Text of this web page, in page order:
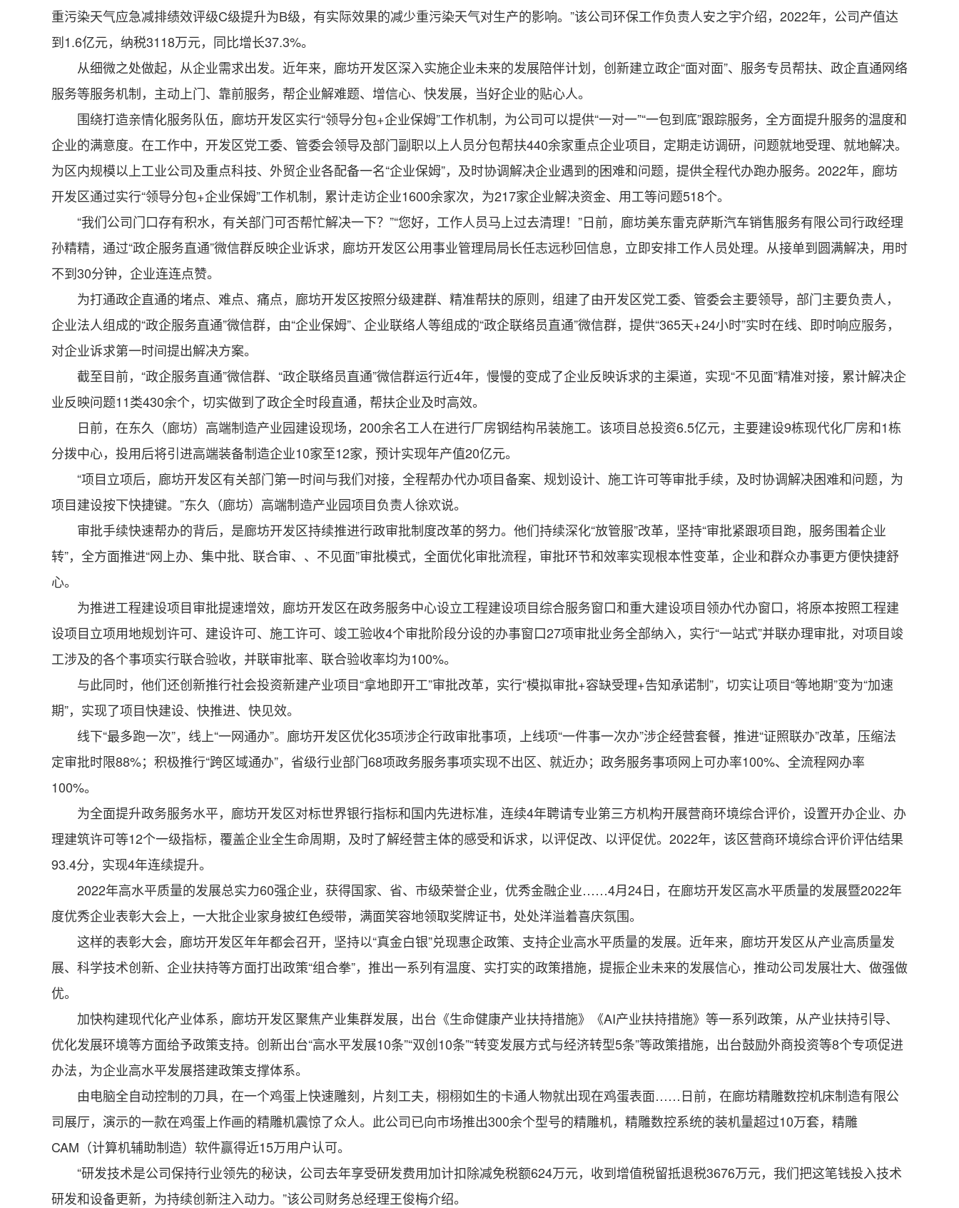
重污染天气应急减排绩效评级C级提升为B级，有实际效果的减少重污染天气对生产的影响。”该公司环保工作负责人安之宇介绍，2022年，公司产值达
到1.6亿元，纳税3118万元，同比增长37.3%。
从细微之处做起，从企业需求出发。近年来，廊坊开发区深入实施企业未来的发展陪伴计划，创新建立政企“面对面”、服务专员帮扶、政企直通网络
服务等服务机制，主动上门、靠前服务，帮企业解难题、增信心、快发展，当好企业的贴心人。
围绕打造亲情化服务队伍，廊坊开发区实行“领导分包+企业保姆”工作机制，为公司可以提供“一对一”“一包到底”跟踪服务，全方面提升服务的温度和
企业的满意度。在工作中，开发区党工委、管委会领导及部门副职以上人员分包帮扶440余家重点企业项目，定期走访调研，问题就地受理、就地解决。
为区内规模以上工业公司及重点科技、外贸企业各配备一名“企业保姆”，及时协调解决企业遇到的困难和问题，提供全程代办跑办服务。2022年，廊坊
开发区通过实行“领导分包+企业保姆”工作机制，累计走访企业1600余家次，为217家企业解决资金、用工等问题518个。
“我们公司门口存有积水，有关部门可否帮忙解决一下？”“您好，工作人员马上过去清理！”日前，廊坊美东雷克萨斯汽车销售服务有限公司行政经理
孙精精，通过“政企服务直通”微信群反映企业诉求，廊坊开发区公用事业管理局局长任志远秒回信息，立即安排工作人员处理。从接单到圆满解决，用时
不到30分钟，企业连连点赞。
为打通政企直通的堵点、难点、痛点，廊坊开发区按照分级建群、精准帮扶的原则，组建了由开发区党工委、管委会主要领导，部门主要负责人，
企业法人组成的“政企服务直通”微信群，由“企业保姆”、企业联络人等组成的“政企联络员直通”微信群，提供“365天+24小时”实时在线、即时响应服务，
对企业诉求第一时间提出解决方案。
截至目前，“政企服务直通”微信群、“政企联络员直通”微信群运行近4年，慢慢的变成了企业反映诉求的主渠道，实现“不见面”精准对接，累计解决企
业反映问题11类430余个，切实做到了政企全时段直通，帮扶企业及时高效。
日前，在东久（廊坊）高端制造产业园建设现场，200余名工人在进行厂房钢结构吊装施工。该项目总投资6.5亿元，主要建设9栋现代化厂房和1栋
分拨中心，投用后将引进高端装备制造企业10家至12家，预计实现年产值20亿元。
“项目立项后，廊坊开发区有关部门第一时间与我们对接，全程帮办代办项目备案、规划设计、施工许可等审批手续，及时协调解决困难和问题，为
项目建设按下快捷键。”东久（廊坊）高端制造产业园项目负责人徐欢说。
审批手续快速帮办的背后，是廊坊开发区持续推进行政审批制度改革的努力。他们持续深化“放管服”改革，坚持“审批紧跟项目跑，服务围着企业
转”，全方面推进“网上办、集中批、联合审、、不见面”审批模式，全面优化审批流程，审批环节和效率实现根本性变革，企业和群众办事更方便快捷舒
心。
为推进工程建设项目审批提速增效，廊坊开发区在政务服务中心设立工程建设项目综合服务窗口和重大建设项目领办代办窗口，将原本按照工程建
设项目立项用地规划许可、建设许可、施工许可、竣工验收4个审批阶段分设的办事窗口27项审批业务全部纳入，实行“一站式”并联办理审批，对项目竣
工涉及的各个事项实行联合验收，并联审批率、联合验收率均为100%。
与此同时，他们还创新推行社会投资新建产业项目“拿地即开工”审批改革，实行“模拟审批+容缺受理+告知承诺制”，切实让项目“等地期”变为“加速
期”，实现了项目快建设、快推进、快见效。
线下“最多跑一次”，线上“一网通办”。廊坊开发区优化35项涉企行政审批事项，上线项“一件事一次办”涉企经营套餐，推进“证照联办”改革，压缩法
定审批时限88%；积极推行“跨区域通办”，省级行业部门68项政务服务事项实现不出区、就近办；政务服务事项网上可办率100%、全流程网办率
100%。
为全面提升政务服务水平，廊坊开发区对标世界银行指标和国内先进标准，连续4年聘请专业第三方机构开展营商环境综合评价，设置开办企业、办
理建筑许可等12个一级指标，覆盖企业全生命周期，及时了解经营主体的感受和诉求，以评促改、以评促优。2022年，该区营商环境综合评价评估结果
93.4分，实现4年连续提升。
2022年高水平质量的发展总实力60强企业，获得国家、省、市级荣誉企业，优秀金融企业……4月24日，在廊坊开发区高水平质量的发展暨2022年
度优秀企业表彰大会上，一大批企业家身披红色绶带，满面笑容地领取奖牌证书，处处洋溢着喜庆氛围。
这样的表彰大会，廊坊开发区年年都会召开，坚持以“真金白银”兑现惠企政策、支持企业高水平质量的发展。近年来，廊坊开发区从产业高质量发
展、科学技术创新、企业扶持等方面打出政策“组合拳”，推出一系列有温度、实打实的政策措施，提振企业未来的发展信心，推动公司发展壮大、做强做
优。
加快构建现代化产业体系，廊坊开发区聚焦产业集群发展，出台《生命健康产业扶持措施》《AI产业扶持措施》等一系列政策，从产业扶持引导、
优化发展环境等方面给予政策支持。创新出台“高水平发展10条”“双创10条”“转变发展方式与经济转型5条”等政策措施，出台鼓励外商投资等8个专项促进
办法，为企业高水平发展搭建政策支撑体系。
由电脑全自动控制的刀具，在一个鸡蛋上快速雕刻，片刻工夫，栩栩如生的卡通人物就出现在鸡蛋表面……日前，在廊坊精雕数控机床制造有限公
司展厅，演示的一款在鸡蛋上作画的精雕机震惊了众人。此公司已向市场推出300余个型号的精雕机，精雕数控系统的装机量超过10万套，精雕
CAM（计算机辅助制造）软件赢得近15万用户认可。
“研发技术是公司保持行业领先的秘诀，公司去年享受研发费用加计扣除减免税额624万元，收到增值税留抵退税3676万元，我们把这笔钱投入技术
研发和设备更新，为持续创新注入动力。”该公司财务总经理王俊梅介绍。